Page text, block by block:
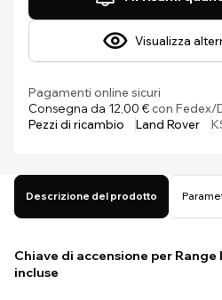
Visualizza
Pagamenti online sicuri
Consegna da 12,00 €con Fedex/
Pezzi di ricambio
Land Rover
Descrizione del prodotto
Chiave di accensione per Range
incluse